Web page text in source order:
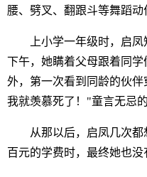
腰、劈叉、翻跟斗等舞蹈
上小学一年级时，启凤
下午，她瞒着父母跟着同
外，第一次看到同龄的伙
我就羡慕死了！"童言无忌的
从那以后，启凤几次都
百元的学费时，最终她也没